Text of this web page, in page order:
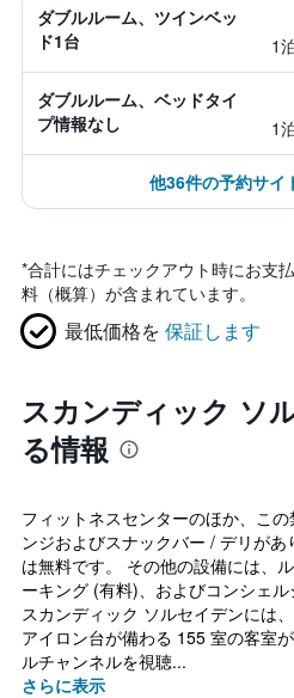
ダブルルーム、ツインベッ
ド1台
1
ダブルルーム、ベッドタイ
プ情報なし
1
他36件の予約サイ
*合計にはチェックアウト時にお支
料（概算）が含まれています。
最低価格を 保証します
スカンディック ソ
る情報
フィットネスセンターのほか、こ
ンジおよびスナックバー / デリが
は無料です。 その他の設備には、
ーキング (有料)、およびコンシェル
スカンディック ソルセイデンには
アイロン台が備わる 155 室の客室
ルチャンネルを視聴...
さらに表示